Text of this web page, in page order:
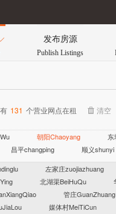
发布房源
Publish Listings
131 个营业网点在租 清空
朝阳Chaoyang
昌平changping
顺义shunyi
左家庄zuojiazhuang
北湖渠BeiHuQu
管庄GuanZhuang
媒体村MeiTiCun